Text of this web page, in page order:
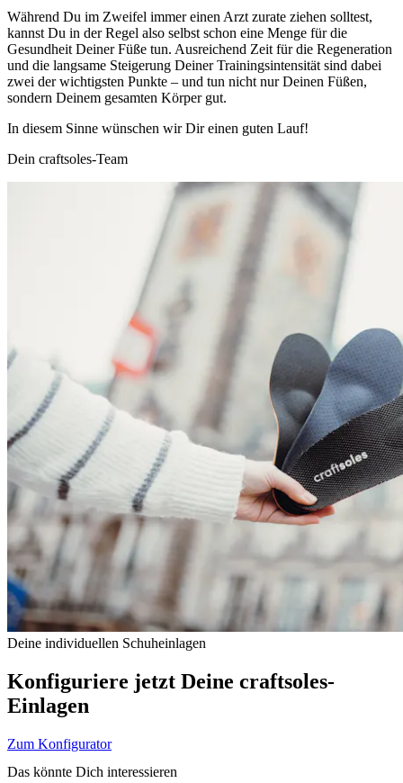
Während Du im Zweifel immer einen Arzt zurate ziehen solltest,
kannst Du in der Regel also selbst schon eine Menge für die
Gesundheit Deiner Füße tun. Ausreichend Zeit für die Regeneration
und die langsame Steigerung Deiner Trainingsintensität sind dabei
zwei der wichtigsten Punkte – und tun nicht nur Deinen Füßen,
sondern Deinem gesamten Körper gut.
In diesem Sinne wünschen wir Dir einen guten Lauf!
Dein craftsoles-Team
Deine individuellen Schuheinlagen
Konfiguriere jetzt Deine craftsoles-
Einlagen
Zum Konfigurator
Das könnte Dich interessieren